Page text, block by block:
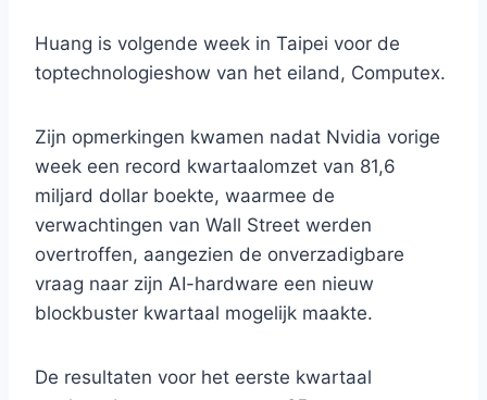
Huang is volgende week in Taipei voor de
toptechnologieshow van het eiland, Computex.
Zijn opmerkingen kwamen nadat Nvidia vorige
week een record kwartaalomzet van 81,6
miljard dollar boekte, waarmee de
verwachtingen van Wall Street werden
overtroffen, aangezien de onverzadigbare
vraag naar zijn AI-hardware een nieuw
blockbuster kwartaal mogelijk maakte.
De resultaten voor het eerste kwartaal